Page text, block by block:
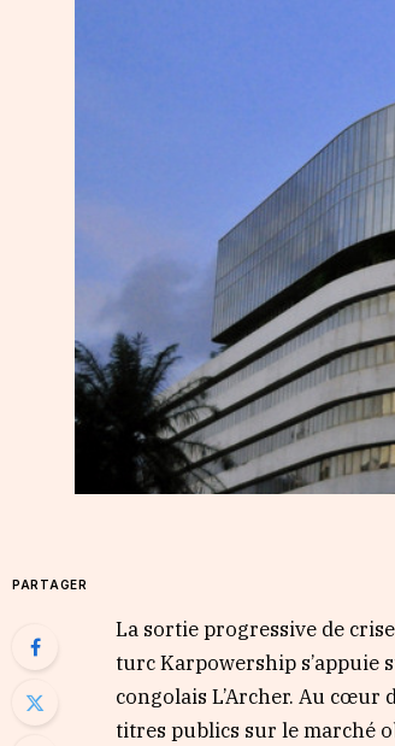
PARTAGER
La sortie progressive de
turc Karpowership
congolais L’Archer. Au cœur
titres publics sur le marché